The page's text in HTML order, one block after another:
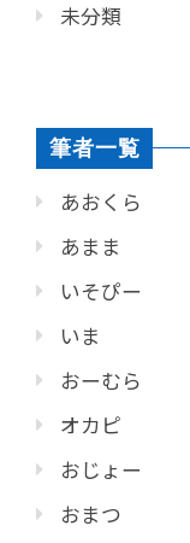
未分類
筆者一覧
あおくら
あまま
いそぴー
いま
おーむら
オカピ
おじょー
おまつ